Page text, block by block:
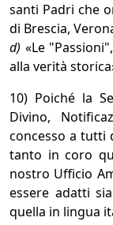
santi Padri che
di Brescia,
d) «Le
alla verità
10) Poiché la
Divino,
concesso a tutti
tanto in coro
nostro Ufficio
essere adatti
quella in lingua